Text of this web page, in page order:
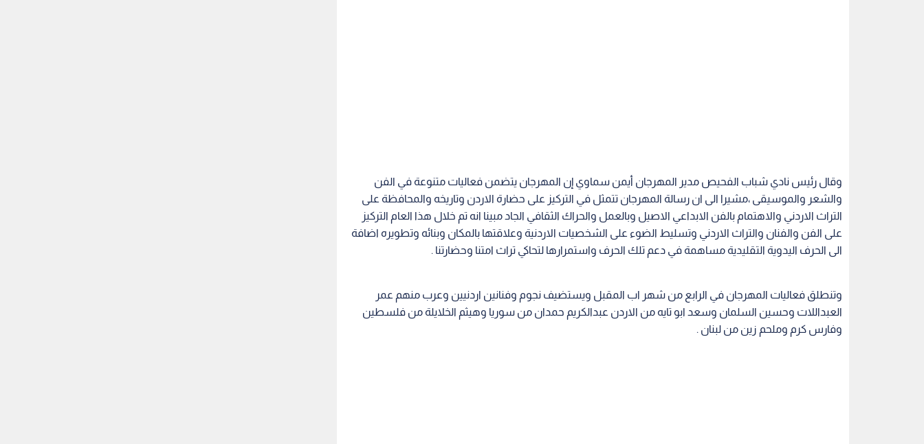
وقال رئيس نادي شباب الفحيص مدير المهرجان أيمن سماوي إن المهرجان يتضمن فعاليات متنوعة في الفن
والشعر والموسيقى ،مشيرا الى ان رسالة المهرجان تتمثل في التركيز على حضارة الاردن وتاريخه والمحافظة على
التراث الاردني والاهتمام بالفن الابداعي الاصيل وبالعمل والحراك الثقافي الجاد مبينا انه تم خلال هذا العام التركيز
على الفن والفنان والتراث الاردني وتسليط الضوء على الشخصيات الاردنية وعلاقتها بالمكان وبنائه وتطويره اضافة
الى الحرف اليدوية التقليدية مساهمة في دعم تلك الحرف واستمرارها لتحاكي تراث امتنا وحضارتنا .
وتنطلق فعاليات المهرجان في الرابع من شهر اب المقبل ويستضيف نجوم وفنانين اردنيين وعرب منهم عمر
العبداللات وحسين السلمان وسعد ابو تايه من الاردن عبدالكريم حمدان من سوريا وهيثم الخلايلة من فلسطين
وفارس كرم وملحم زين من لبنان .